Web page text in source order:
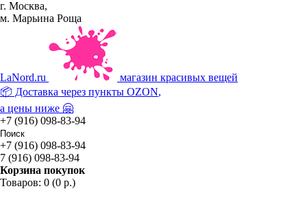
г. Москва,
м. Марьина Роща
LaNord.ru
магазин красивых вещей
📦 Доставка через пункты OZON,
а цены ниже 🤗
+7 (916) 098-83-94
+7 (916) 098-83-94
7 (916) 098-83-94
Корзина покупок
Товаров: 0 (0 р.)